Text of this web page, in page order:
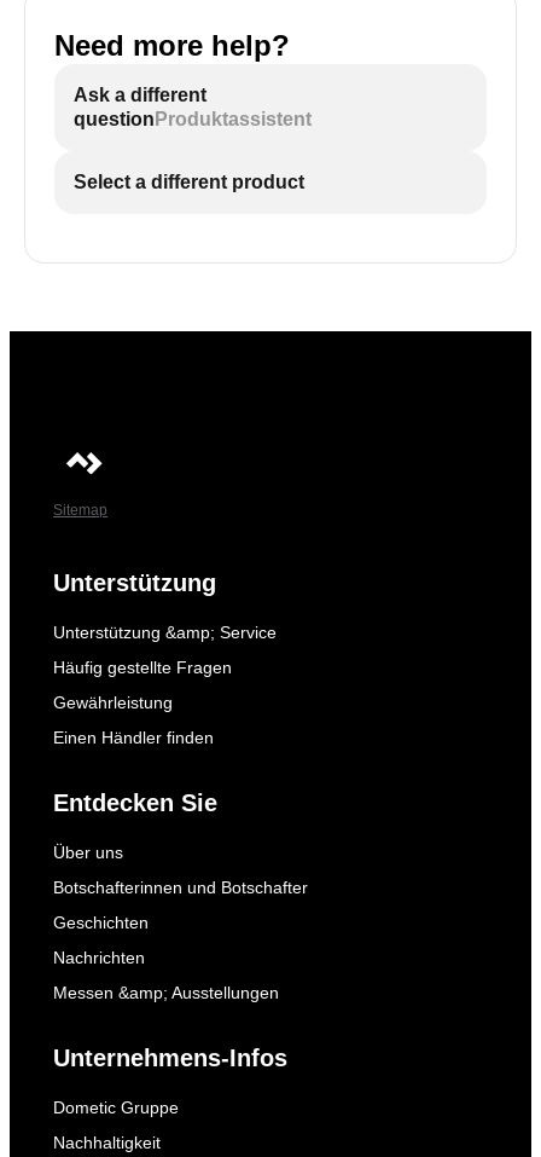
Need more help?
Ask a different
question Produktassistent
Select a different product
Sitemap
Unterstützung
Unterstützung &amp; Service
Häufig gestellte Fragen
Gewährleistung
Einen Händler finden
Entdecken Sie
Über uns
Botschafterinnen und Botschafter
Geschichten
Nachrichten
Messen &amp; Ausstellungen
Unternehmens-Infos
Dometic Gruppe
Nachhaltigkeit